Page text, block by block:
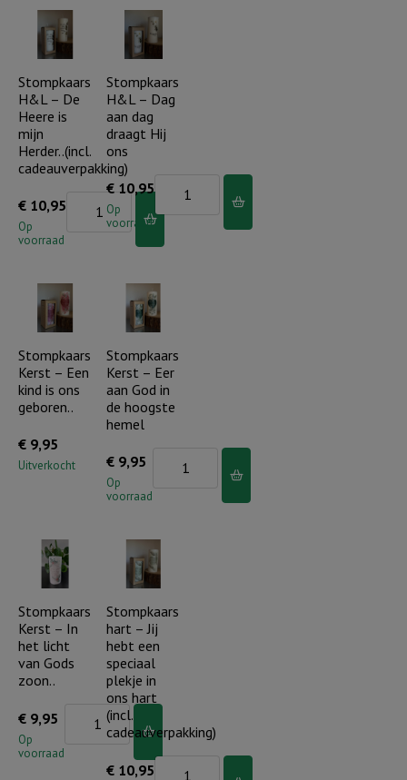
op
Heer
met
heel
je
hart
bent
geliefd!
(incl.
cadeauverpakking)
aantal
Stompkaars
H&L – De
Heere is
mijn
Herder..(incl.
cadeauverpakking)
€ 10,95
Op
voorraad
Stompkaars
Heere
mijn
Herder..
(incl.
cadeauverpakking)
Stompkaars
H&L – Dag
aan dag
draagt Hij
ons
€ 10,95
Op
voorraad
H&L
aan
dag
draagt
Hij
ons
aantal
Stompkaars
Kerst – Een
kind is ons
geboren..
€ 9,95
Uitverkocht
Stompkaars
Kerst – Eer
aan God in
de hoogste
hemel
€ 9,95
Op
voorraad
Stompkaars
aan
in
de
hoogste
hemel
aantal
Stompkaars
Kerst – In
het licht
van Gods
zoon..
€ 9,95
Op
voorraad
Stompkaars
Stompkaars
hart – Jij
hebt een
speciaal
plekje in
ons hart
(incl.
cadeauverpakking)
€ 10,95 Stompkaars